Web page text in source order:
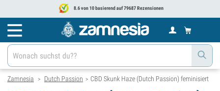
8.6 von 10 basierend auf 79687 Rezensionen
Zamnesia > Dutch Passion > CBD Skunk Haze (Dutch Passion) feminisiert